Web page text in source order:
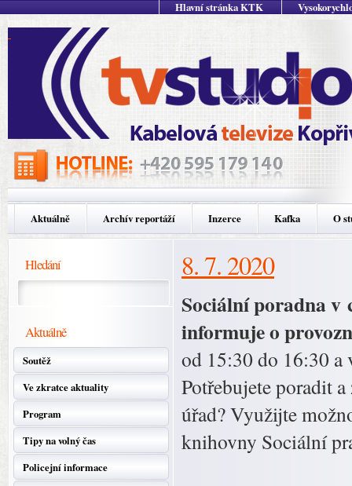
Hlavní stránka KTK
Aktuálně Archív reportáží Inzerce Kafka O
Hledání
Aktuálně
Soutěž
Ve zkratce aktuality
Program
Tipy na volný čas
Policejní informace
8. 7. 2020
Sociální poradna v
informuje o
od 15:30 do 16:30 a
Potřebujete poradit
úřad? Využijte
knihovny Sociální